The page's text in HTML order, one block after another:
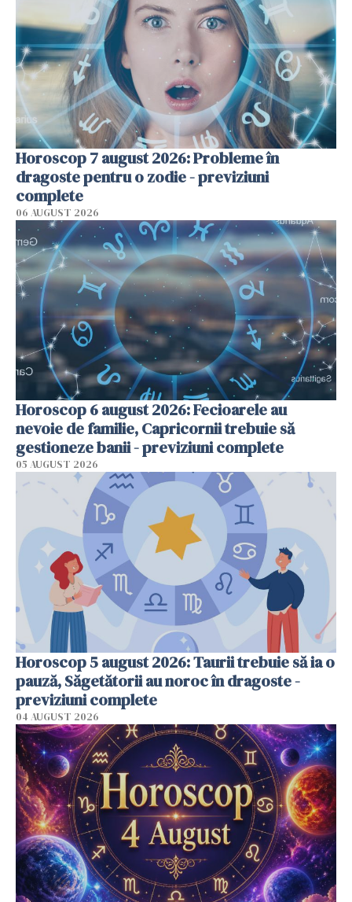
Horoscop 7 august 2026: Probleme în
dragoste pentru o zodie - previziuni
complete
06 AUGUST 2026
Horoscop 6 august 2026: Fecioarele au
nevoie de familie, Capricornii trebuie să
gestioneze banii - previziuni complete
05 AUGUST 2026
Horoscop 5 august 2026: Taurii trebuie să ia o
pauză, Săgetătorii au noroc în dragoste -
previziuni complete
04 AUGUST 2026